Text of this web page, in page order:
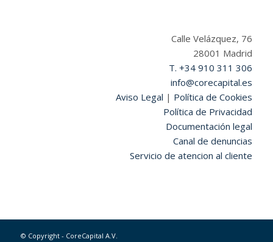
Calle Velázquez, 76
28001 Madrid
T. +34 910 311 306
info@corecapital.es
Aviso Legal | Política de Cookies
Política de Privacidad
Documentación legal
Canal de denuncias
Servicio de atencion al cliente
© Copyright - CoreCapital A.V.